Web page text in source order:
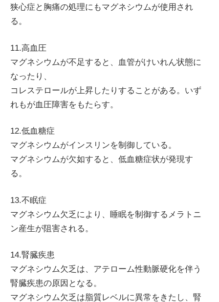
狭心症と胸痛の処理にもマグネシウムが使用され
る。
11.高血圧
マグネシウムが不足すると、血管がけいれん状態に
なったり、
コレステロールが上昇したりすることがある。いず
れもが血圧障害をもたらす。
12.低血糖症
マグネシウムがインスリンを制御している。
マグネシウムが欠如すると、低血糖症状が発現す
る。
13.不眠症
マグネシウム欠乏により、睡眠を制御するメラトニ
ン産生が阻害される。
14.腎臓疾患
マグネシウム欠乏は、アテローム性動脈硬化を伴う
腎臓疾患の原因となる。
マグネシウム欠乏は脂質レベルに異常をきたし、腎